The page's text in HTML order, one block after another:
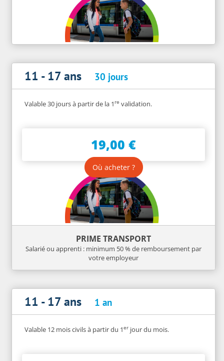
11 - 17 ans 30 jours
Valable 30 jours à partir de la 1re validation.
19,00 €
Où acheter ?
PRIME TRANSPORT
Salarié ou apprenti : minimum 50 % de remboursement par
votre employeur
11 - 17 ans 1 an
Valable 12 mois civils à partir du 1er jour du mois.